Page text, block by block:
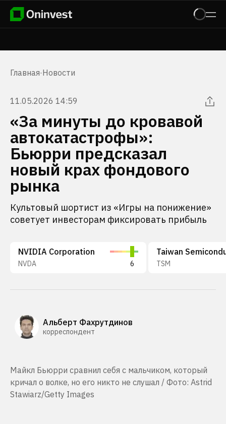
Главная·Новости
11.05.2026 14:59
«За минуты до кровавой
автокатастрофы»:
Бьюрри предсказал
новый крах фондового
рынка
Культовый шортист из «Игры на понижение»
советует инвесторам фиксировать прибыль
NVIDIA Corporation
NVDA 6 TSM
Альберт Фахрутдинов
корреспондент
Майкл Бьюрри сравнил себя с мальчиком, который
кричал о волке, но его никто не слушал / Фото: Astrid
Stawiarz/Getty Images